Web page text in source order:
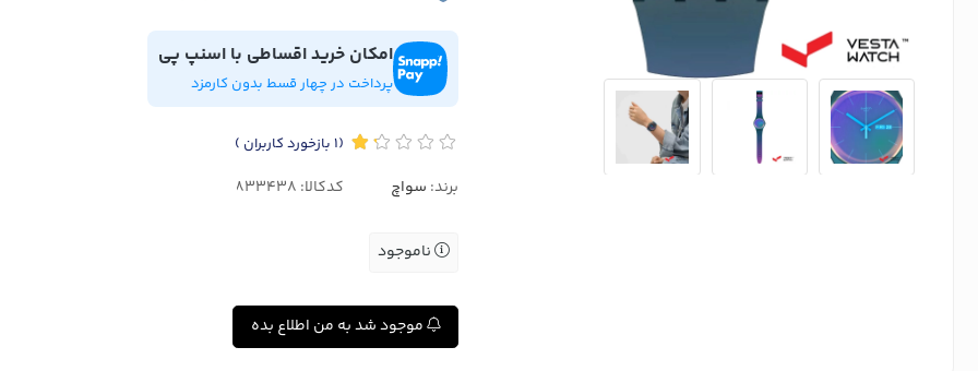
امکان خرید اقساطی با اسنپ پی
پرداخت در چهار قسط بدون کارمزد
(1 بازخورد کاربران )
برند: سواچ کدکالا:
ناموجود
موجود شد به من اطلاع بده